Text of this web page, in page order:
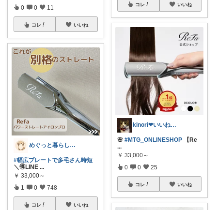
0 0 11
コレ いいね
めぐっと暮らし🍋朝コレ&いいね周り
#幅広プレートで多毛さん時短
＼🉐LINE ...
￥ 33,000～
1 0 748
コレ いいね
コレ いいね
kinori❤︎いいねご購入感謝です💝
🌸 #MTG_ONLINESHOP 【Re
...
￥ 33,000～
0 0 25
コレ いいね